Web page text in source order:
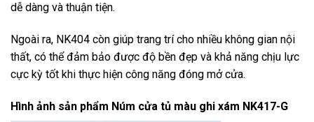
dễ dàng và thuận tiện.
Ngoài ra, NK404 còn giúp trang trí cho nhiều không gian nội
thất, có thể đảm bảo được độ bền đẹp và khả năng chịu lực
cực kỳ tốt khi thực hiện công năng đóng mở cửa.
Hình ảnh sản phẩm Núm cửa tủ màu ghi xám NK417-G